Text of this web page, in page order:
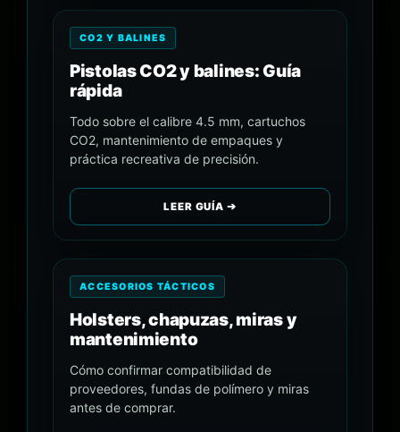
CO2 Y BALINES
Pistolas CO2 y balines: Guía
rápida
Todo sobre el calibre 4.5 mm, cartuchos
CO2, mantenimiento de empaques y
práctica recreativa de precisión.
LEER GUÍA ➔
ACCESORIOS TÁCTICOS
Holsters, chapuzas, miras y
mantenimiento
Cómo confirmar compatibilidad de
proveedores, fundas de polímero y miras
antes de comprar.